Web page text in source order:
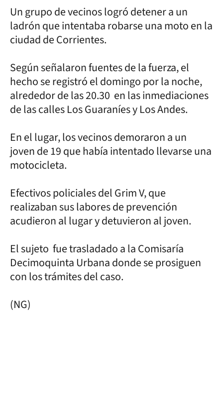
Un grupo de vecinos logró detener a un
ladrón que intentaba robarse una moto en la
ciudad de Corrientes.
Según señalaron fuentes de la fuerza, el
hecho se registró el domingo por la noche,
alrededor de las 20.30 en las inmediaciones
de las calles Los Guaraníes y Los Andes.
En el lugar, los vecinos demoraron a un
joven de 19 que había intentado llevarse una
motocicleta.
Efectivos policiales del Grim V, que
realizaban sus labores de prevención
acudieron al lugar y detuvieron al joven.
El sujeto fue trasladado a la Comisaría
Decimoquinta Urbana donde se prosiguen
con los trámites del caso.
(NG)